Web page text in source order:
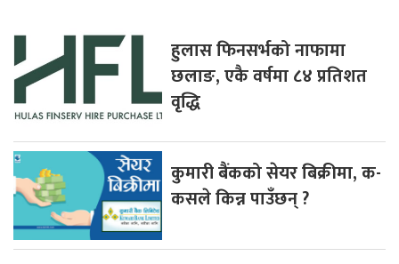
हुलास फिनसर्भको नाफामा
छलाङ, एकै वर्षमा ८४ प्रतिशत
वृद्धि
कुमारी बैंकको सेयर बिक्रीमा, क-
कसले किन्न पाउँछन् ?